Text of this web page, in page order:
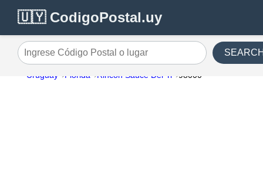
🇺🇾 CodigoPostal.uy
Ingrese Código Postal o lugar
Uruguay Florida Rincon Sauce Del Yi 98000